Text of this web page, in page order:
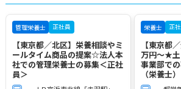
管理栄養士 正社員
【東京都／北区】栄養相談やミ
ールタイム商品の提案☆法人本
社での管理栄養士の募集＜正社
員＞
栄養士 正
【東京都
万円～★
事業部で
（栄養士）